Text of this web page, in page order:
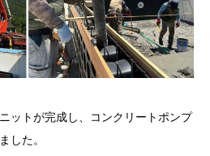
ットが完成し、コンクリートポンプ
した。